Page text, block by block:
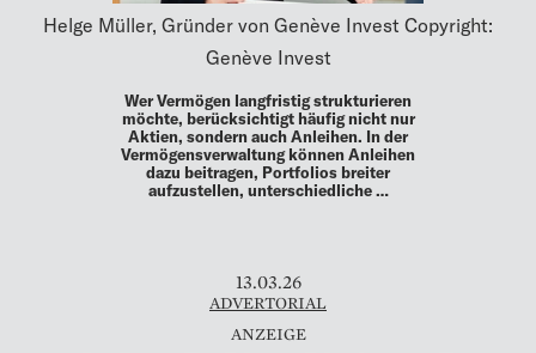
Helge Müller, Gründer von Genève Invest Copyright:
Genève Invest
Wer Vermögen langfristig strukturieren
möchte, berücksichtigt häufig nicht nur
Aktien, sondern auch Anleihen. In der
Vermögensverwaltung können Anleihen
dazu beitragen, Portfolios breiter
aufzustellen, unterschiedliche …
13.03.26
ADVERTORIAL